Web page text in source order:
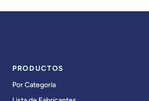
PRODUCTOS
Por Categoría